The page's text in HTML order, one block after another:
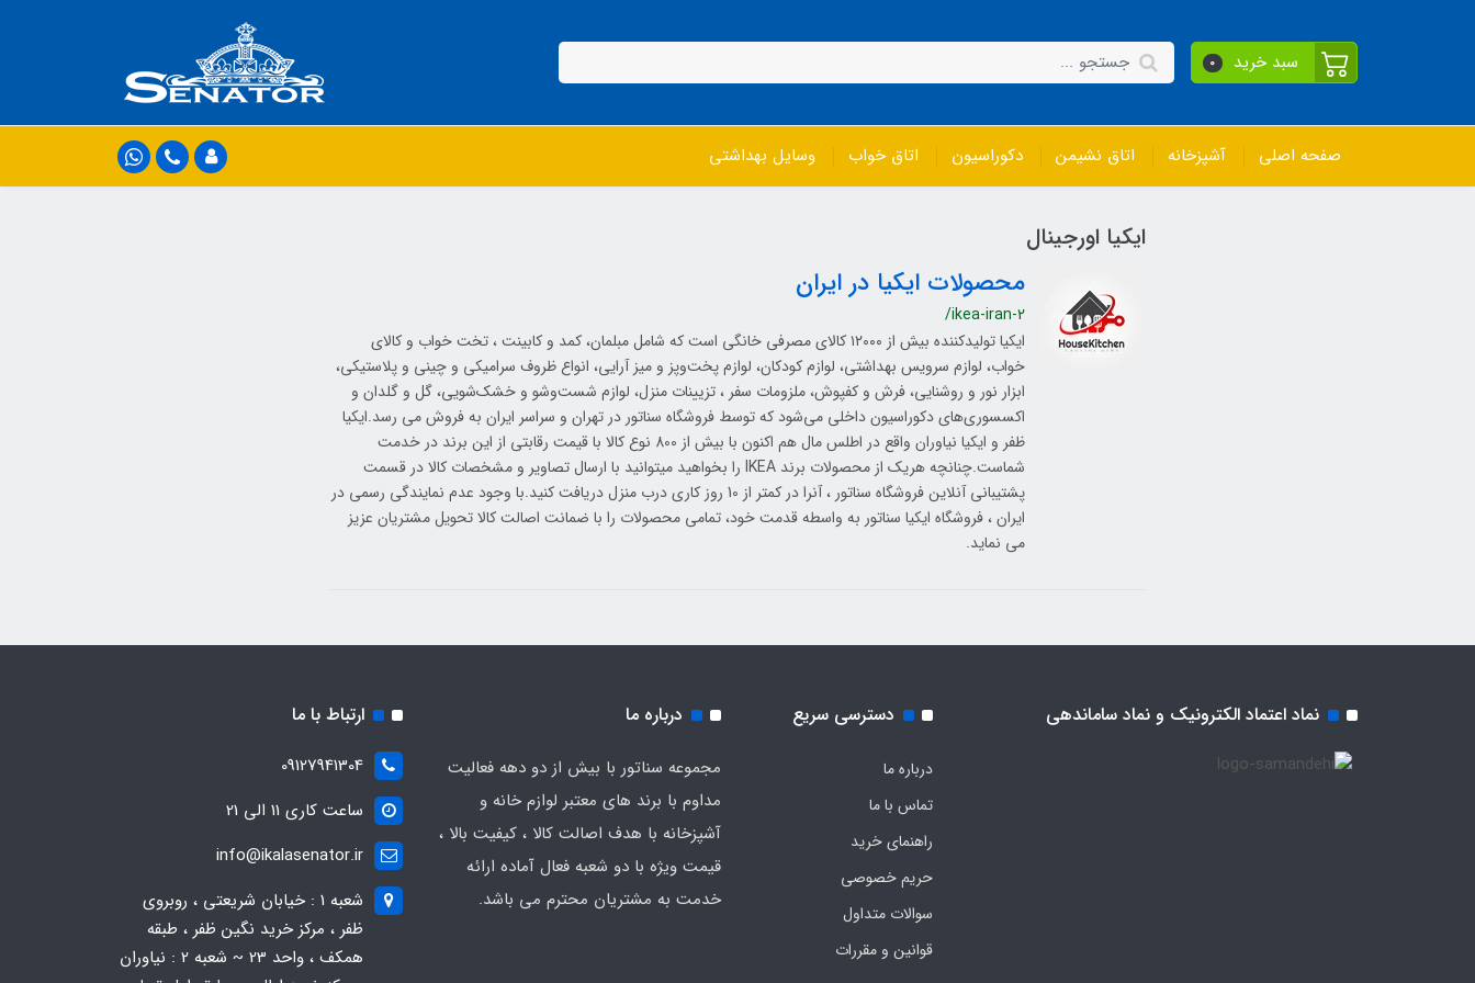
سبد خرید 0
صفحه اصلی آشپزخانه اتاق نشیمن دکوراسیون اتاق خواب وسایل بهداشتی
ایکیا اورجینال
محصولات ایکیا در ایران
/ikea-iran-2
ایکیا تولیدکننده بیش از ۱۲۰۰۰ کالای مصرفی خانگی است که شامل مبلمان، کمد و کابینت ، تخت خواب و کالای
خواب، لوازم سرویس بهداشتی، لوازم کودکان، لوازم پخت‌وپز و میز آرایی، انواع ظروف سرامیکی و چینی و پلاستیکی،
ابزار نور و روشنایی، فرش و کفپوش، ملزومات سفر ، تزیینات منزل، لوازم شست‌وشو و خشک‌شویی، گل و گلدان و
اکسسوری‌های دکوراسیون داخلی می‌شود که توسط فروشگاه سناتور در تهران و سراسر ایران به فروش می رسد.ایکیا
ظفر و ایکیا نیاوران واقع در اطلس مال هم اکنون با بیش از 800 نوع کالا با قیمت رقابتی از این برند در خدمت
شماست.چنانچه هریک از محصولات برند IKEA را بخواهید میتوانید با ارسال تصاویر و مشخصات کالا در قسمت
پشتیبانی آنلاین فروشگاه سناتور ، آنرا در کمتر از 10 روز کاری درب منزل دریافت کنید.با وجود عدم نمایندگی رسمی در
ایران ، فروشگاه ایکیا سناتور به واسطه قدمت خود، تمامی محصولات را با ضمانت اصالت کالا تحویل مشتریان عزیز
می نماید.
نماد اعتماد الکترونیک و نماد ساماندهی دسترسی سریع
درباره ما
تماس با ما
راهنمای خرید
حریم خصوصی
سوالات متداول
قوانین و مقررات
درباره ما
مجموعه سناتور با بیش از دو دهه فعالیت
مداوم با برند های معتبر لوازم خانه و
آشپزخانه با هدف اصالت کالا ، کیفیت بالا ،
قیمت ویژه با دو شعبه فعال آماده ارائه
خدمت به مشتریان محترم می باشد.
ارتباط با ما
09127941304
ساعت کاری 11 الی 21
info@ikalasenator.ir
شعبه 1 : خیابان شریعتی ، روبروی
ظفر ، مرکز خرید نگین ظفر ، طبقه
همکف ، واحد 23 ~ شعبه 2 : نیاوران